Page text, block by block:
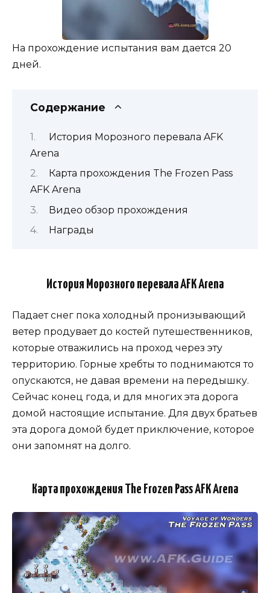
На прохождение испытания вам дается 20
дней.
Содержание
История Морозного перевала AFK
Arena
Карта прохождения The Frozen Pass
AFK Arena
Видео обзор прохождения
Награды
История Морозного перевала AFK Arena
Падает снег пока холодный пронизывающий
ветер продувает до костей путешественников,
которые отважились на проход через эту
территорию. Горные хребты то поднимаются то
опускаются, не давая времени на передышку.
Сейчас конец года, и для многих эта дорога
домой настоящие испытание. Для двух братьев
эта дорога домой будет приключение, которое
они запомнят на долго.
Карта прохождения The Frozen Pass AFK Arena